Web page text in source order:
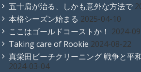
五十肩が治る、しかも意外な方法で
本格シーズン始まる 2025-04-10
ここはゴールドコーストか！ 2024-
Taking care of Rookie 2024-08-22
真栄田ビーチクリーニング 戦争と平
2024-03-04